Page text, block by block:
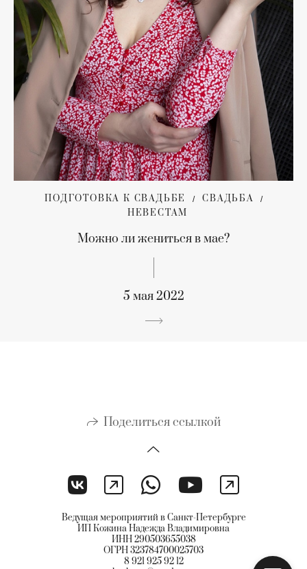
ПОДГОТОВКА К СВАДЬБЕ
СВАДЬБА
НЕВЕСТАМ
Можно ли жениться в мае?
5 мая 2022
Поделиться ссылкой
Ведущая мероприятий в Санкт-Петербурге
ИП Кожина Надежда Владимировна
ИНН 290503655038
ОГРН 323784700025703
8 921 925 92 12